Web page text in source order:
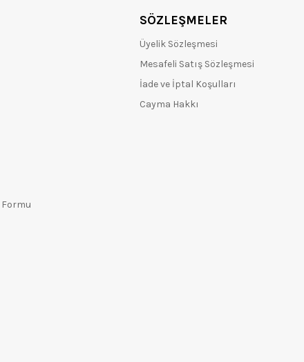
Formu
SÖZLEŞMELER
Üyelik Sözleşmesi
Mesafeli Satış Sözleşmesi
İade ve İptal Koşulları
Cayma Hakkı